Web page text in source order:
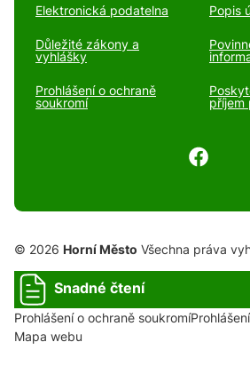
Elektronická podatelna Popis
Důležité zákony a
vyhlášky
Prohlášení o ochraně
soukromí
příjem
© 2026 Horní Město Všechna práva
Snadné čtení
Prohlášení o ochraně soukromí
Mapa webu